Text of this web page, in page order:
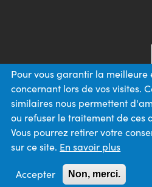
Pour vous garantir la meilleure
concernant lors de vos visites.
similaires nous permettent
ou refuser le traitement de ces
Vous pourrez retirer votre
sur ce site. En savoir plus
Accepter Non, merci.